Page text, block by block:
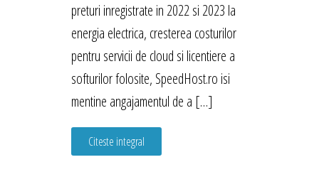
preturi inregistrate in 2022 si 2023 la
energia electrica, cresterea costurilor
pentru servicii de cloud si licentiere a
softurilor folosite, SpeedHost.ro isi
mentine angajamentul de a […]
Citeste integral